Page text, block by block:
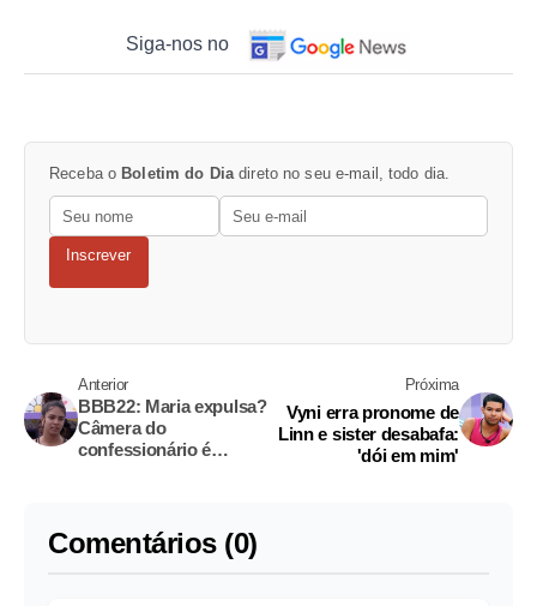
Siga-nos no
Receba o Boletim do Dia direto no seu e-mail, todo dia.
Inscrever
Anterior
BBB22: Maria expulsa?
Câmera do
confessionário é
Próxima
Vyni erra pronome de
Linn e sister desabafa:
'dói em mim'
Comentários (0)